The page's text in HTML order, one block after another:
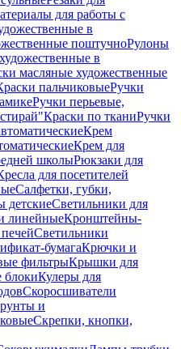
для работы с
в
поштучноРулоны
в
масляные художественные
пальчиковыеРучки
Ручки перьевые,
Краски по тканиРучки
Крем
Крем для
школыРюкзаки для
для посетителей
Салфетки, губки,
детскиеСветильники для
линейныеКронштейны-
Светильники
бумагаКрючки и
фильтрыКрышки для
блокиКулеры для
Скоросшиватели
и
Скрепки, кнопки,